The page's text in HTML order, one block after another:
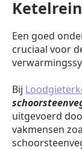
Een goed
cruciaal voor
Bij
uitgevoerd
vakmensen